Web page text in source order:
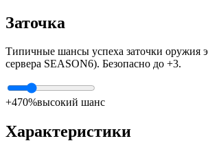
Заточка
Типичные шансы успеха заточки оружия
сервера SEASON6). Безопасно до +3.
+470%высокий шанс
Характеристики